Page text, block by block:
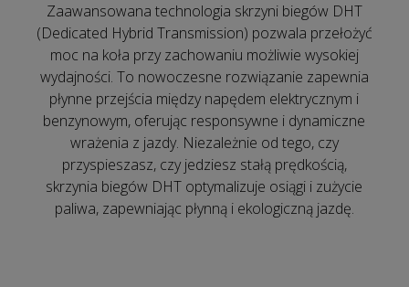
Zaawansowana technologia skrzyni biegów DHT
(Dedicated Hybrid Transmission) pozwala przełożyć
moc na koła przy zachowaniu możliwie wysokiej
wydajności. To nowoczesne rozwiązanie zapewnia
płynne przejścia między napędem elektrycznym i
benzynowym, oferując responsywne i dynamiczne
wrażenia z jazdy. Niezależnie od tego, czy
przyspieszasz, czy jedziesz stałą prędkością,
skrzynia biegów DHT optymalizuje osiągi i zużycie
paliwa, zapewniając płynną i ekologiczną jazdę.